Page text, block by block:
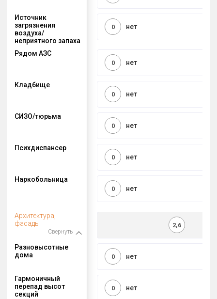
Источник
загрязнения
воздуха/
неприятного запаха
нет
0
Рядом АЗС
нет
0
Кладбище
нет
0
СИЗО/тюрьма
нет
0
Психдиспансер
нет
0
Наркобольница
нет
0
Архитектура,
фасады
Свернуть
2,6
Разновысотные
дома
нет
0
Гармоничный
перепад высот
секций
нет
0